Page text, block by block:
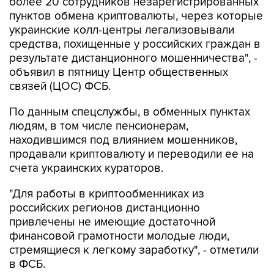
пунктов обмена криптовалюты, через которые
украинские колл-центры легализовывали
средства, похищенные у российских граждан в
результате дистанционного мошенничества", -
объявил в пятницу Центр общественных
связей (ЦОС) ФСБ.
По данным спецслужбы, в обменных пунктах
людям, в том числе пенсионерам,
находившимся под влиянием мошенников,
продавали криптовалюту и переводили ее на
счета украинских кураторов.
"Для работы в криптообменниках из
российских регионов дистанционно
привлечены не имеющие достаточной
финансовой грамотности молодые люди,
стремящиеся к легкому заработку", - отметили
в ФСБ.